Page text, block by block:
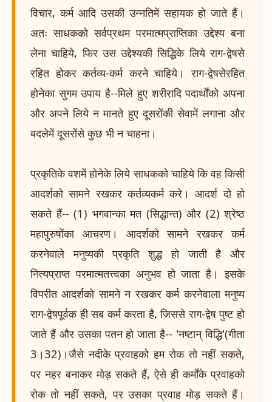
विचार, कर्म आदि उसकी उन्नतिमें सहायक हो जाते हैं।
अतः साधकको सर्वप्रथम परमात्मप्राप्तिका उद्देश्य बना
लेना चाहिये, फिर उस उद्देश्यकी सिद्धिके लिये राग-द्वेषसे
रहित होकर कर्तव्य-कर्म करने चाहिये। राग-द्वेषसेरहित
होनेका सुगम उपाय है--मिले हुए शरीरादि पदार्थोंको अपना
और अपने लिये न मानते हुए दूसरोंकी सेवामें लगाना और
बदलेमें दूसरोंसे कुछ भी न चाहना।
प्रकृतिके वशमें होनेके लिये साधकको चाहिये कि वह किसी
आदर्शको सामने रखकर कर्तव्यकर्म करे। आदर्श दो हो
सकते हैं-- (1) भगवान्का मत (सिद्धान्त) और (2) श्रेष्ठ
महापुरुषोंका आचरण। आदर्शको सामने रखकर कर्म
करनेवाले मनुष्यकी प्रकृति शुद्ध हो जाती है और
नित्यप्राप्त परमात्मतत्त्वका अनुभव हो जाता है। इसके
विपरीत आदर्शको सामने न रखकर कर्म करनेवाला मनुष्य
राग-द्वेषपूर्वक ही सब कर्म करता है, जिससे राग-द्वेष पुष्ट हो
जाते हैं और उसका पतन हो जाता है-- 'नष्टान् विद्धि'(गीता
3।32)।जैसे नदीके प्रवाहको हम रोक तो नहीं सकते,
पर नहर बनाकर मोड़ सकते हैं, ऐसे ही कर्मोंके प्रवाहको
रोक तो नहीं सकते, पर उसका प्रवाह मोड़ सकते हैं।